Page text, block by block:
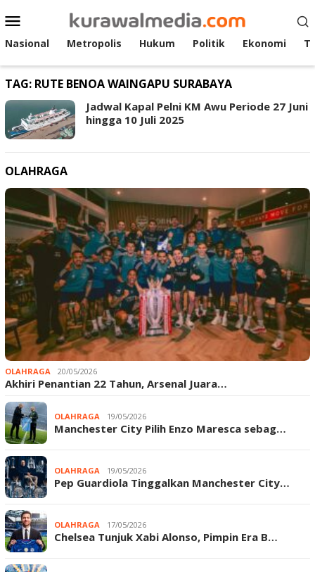
ke
konten
Menu
Mobile
Nasional Metropolis Hukum Politik Ekonomi
TAG: RUTE BENOA WAINGAPU SURABAYA
Jadwal Kapal Pelni KM Awu Periode 27 Juni
hingga 10 Juli 2025
OLAHRAGA
OLAHRAGA 20/05/2026
Akhiri Penantian 22 Tahun, Arsenal Juara…
OLAHRAGA 19/05/2026
Manchester City Pilih Enzo Maresca sebag…
OLAHRAGA 19/05/2026
Pep Guardiola Tinggalkan Manchester City…
OLAHRAGA 17/05/2026
Chelsea Tunjuk Xabi Alonso, Pimpin Era B…